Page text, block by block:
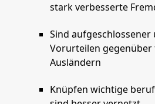
stark verbesserte
Sind
Vorurteilen
Ausländern
Knüpfen wichtige